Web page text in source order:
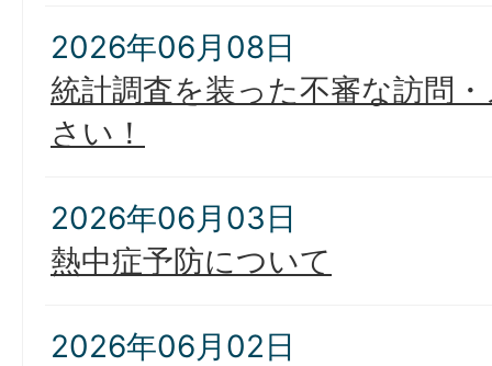
2026年06月08日
統計調査を装った不審な訪問
さい！
2026年06月03日
熱中症予防について
2026年06月02日